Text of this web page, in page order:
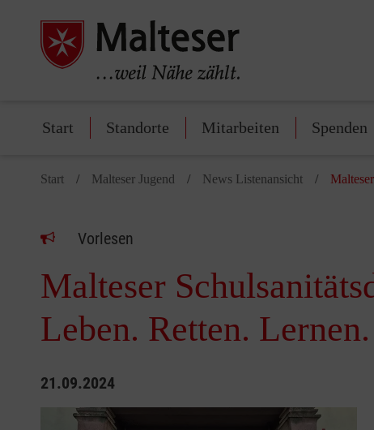
Start Standorte Mitarbeiten Spenden
Start Malteser Jugend News Listenansicht
Vorlesen
Malteser
Leben. Retten. Lernen.
21.09.2024